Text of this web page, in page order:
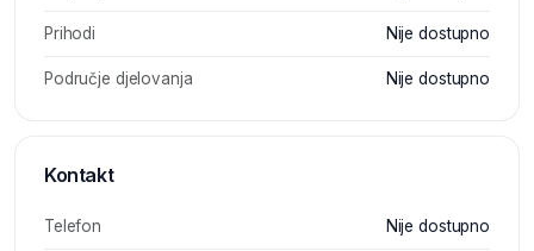
Prihodi Nije dostupno
Područje djelovanja Nije dostupno
Kontakt
Telefon Nije dostupno